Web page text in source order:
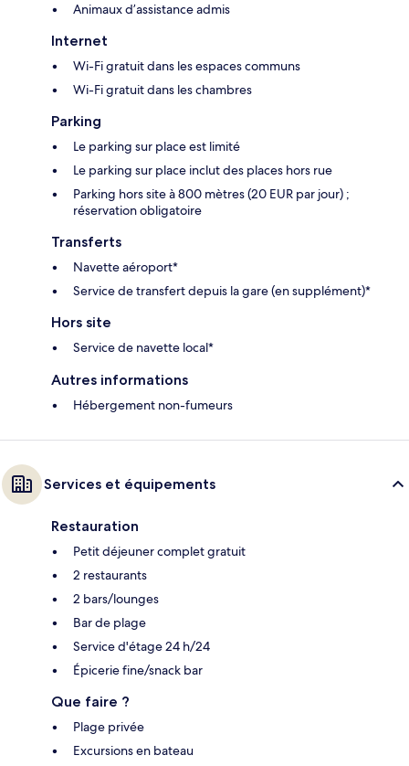
Animaux d’assistance admis
Internet
Wi-Fi gratuit dans les espaces communs
Wi-Fi gratuit dans les chambres
Parking
Le parking sur place est limité
Le parking sur place inclut des places hors rue
Parking hors site à 800 mètres (20 EUR par jour) ;
réservation obligatoire
Transferts
Navette aéroport*
Service de transfert depuis la gare (en supplément)*
Hors site
Service de navette local*
Autres informations
Hébergement non-fumeurs
Services et équipements
Restauration
Petit déjeuner complet gratuit
2 restaurants
2 bars/lounges
Bar de plage
Service d'étage 24 h/24
Épicerie fine/snack bar
Que faire ?
Plage privée
Excursions en bateau